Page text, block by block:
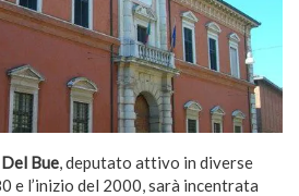
Bue, deputato attivo in diverse
e l’inizio del 2000, sarà incentrata